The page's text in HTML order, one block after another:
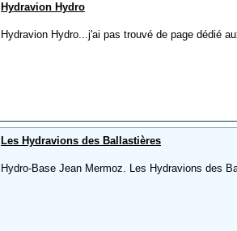
Hydravion Hydro
Hydravion Hydro...j'ai pas trouvé de page dédié
Les Hydravions des Ballastières
Hydro-Base Jean Mermoz. Les Hydravions des